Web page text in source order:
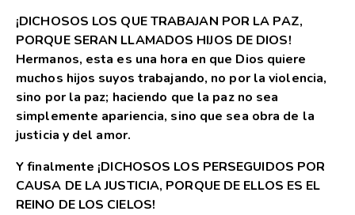
¡DICHOSOS LOS QUE TRABAJAN POR LA PAZ,
PORQUE SERAN LLAMADOS HIJOS DE DIOS!
Hermanos, esta es una hora en que Dios quiere
muchos hijos suyos trabajando, no por la violencia,
sino por la paz; haciendo que la paz no sea
simplemente apariencia, sino que sea obra de la
justicia y del amor.
Y finalmente ¡DICHOSOS LOS PERSEGUIDOS POR
CAUSA DE LA JUSTICIA, PORQUE DE ELLOS ES EL
REINO DE LOS CIELOS!